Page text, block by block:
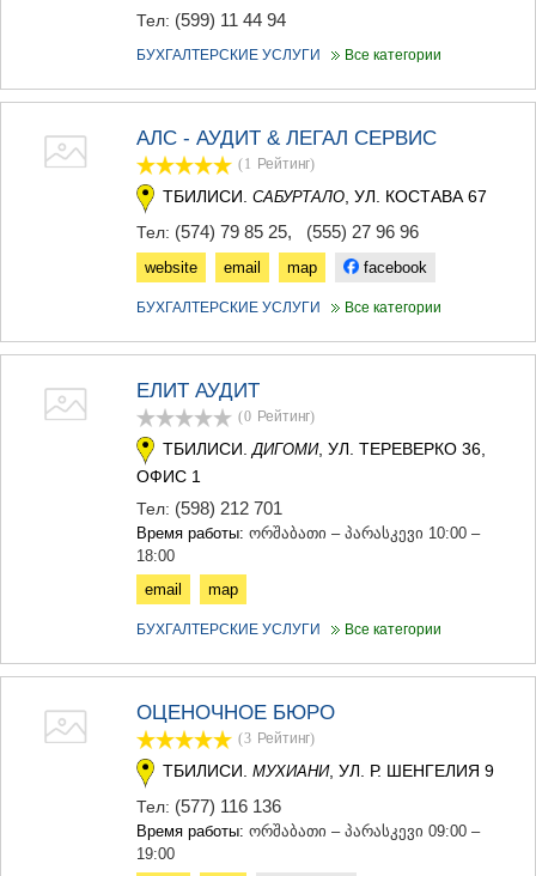
Тел: (599) 11 44 94
БУХГАЛТЕРСКИЕ УСЛУГИ Все категории
АЛС - АУДИТ & ЛЕГАЛ СЕРВИС
(1 Рейтинг)
ТБИЛИСИ. САБУРТАЛО , УЛ. КОСТАВА 67
Тел: (574) 79 85 25, (555) 27 96 96
website email map facebook
БУХГАЛТЕРСКИЕ УСЛУГИ Все категории
ЕЛИТ АУДИТ
(0 Рейтинг)
ТБИЛИСИ. ДИГОМИ, УЛ. ТЕРЕВЕРКО 36,
ОФИС 1
Тел: (598) 212 701
Время работы: ორშაბათი – პარასკევი 10:00 –
18:00
email
map
БУХГАЛТЕРСКИЕ УСЛУГИ Все категории
ОЦЕНОЧНОЕ БЮРО
(3 Рейтинг)
ТБИЛИСИ. МУХИАНИ, УЛ. Р. ШЕНГЕЛИЯ 9
Тел: (577) 116 136
Время работы: ორშაბათი – პარასკევი 09:00 –
19:00